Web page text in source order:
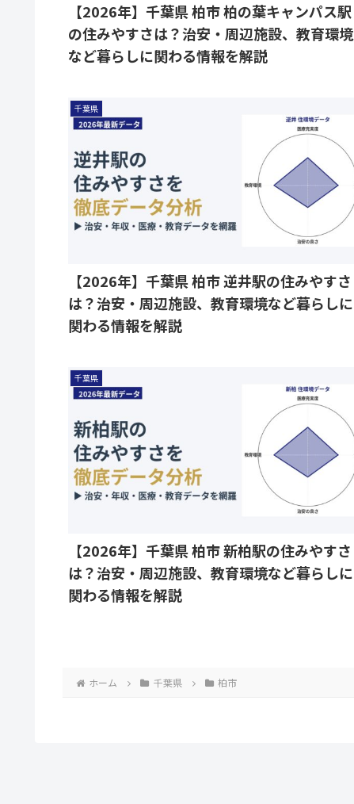
【2026年】千葉県 柏市 柏の葉キャンパス駅
の住みやすさは？治安・周辺施設、教育環境
など暮らしに関わる情報を解説
千葉県
【2026年】千葉県 柏市 逆井駅の住みやすさ
は？治安・周辺施設、教育環境など暮らしに
関わる情報を解説
千葉県
【2026年】千葉県 柏市 新柏駅の住みやすさ
は？治安・周辺施設、教育環境など暮らしに
関わる情報を解説
ホーム 千葉県 柏市